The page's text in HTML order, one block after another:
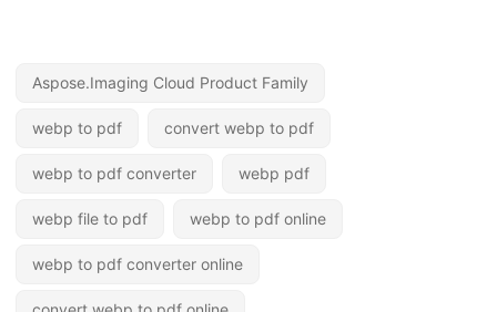
Aspose.Imaging Cloud Product Family
webp to pdf convert webp to pdf
webp to pdf converter webp pdf
webp file to pdf webp to pdf online
webp to pdf converter online